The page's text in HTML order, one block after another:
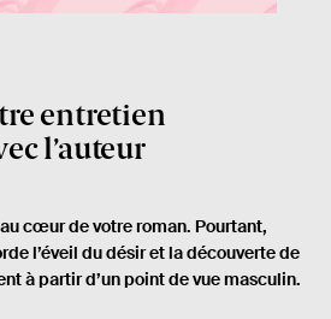
entretien
l’auteur
cœur de votre roman. Pourtant,
l’éveil du désir et la découverte de
à partir d’un point de vue masculin.